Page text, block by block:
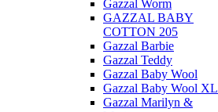
Gazzal Worm
GAZZAL BABY
COTTON 205
Gazzal Barbie
Gazzal Teddy
Gazzal Baby Wool
Gazzal Baby Wool XL
Gazzal Marilyn &